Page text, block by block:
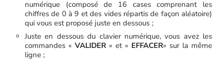
numérique (composé de 16 cases comprenant les
chiffres de 0 à 9 et des vides répartis de façon aléatoire)
qui vous est proposé juste en dessous ;
Juste en dessous du clavier numérique, vous avez les
commandes « VALIDER » et « EFFACER» sur la même
ligne ;